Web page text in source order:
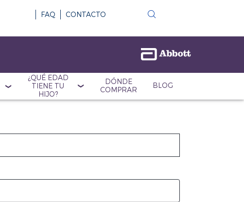
FAQ CONTACTO
¿QUÉ EDAD
TIENE TU
HIJO?
DÓNDE
COMPRAR
BLOG